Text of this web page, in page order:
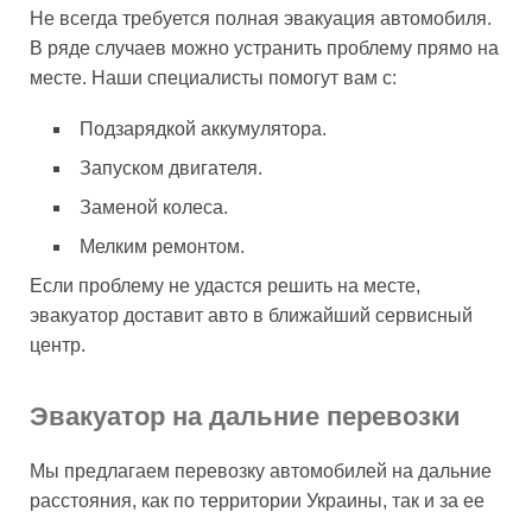
Не всегда требуется полная эвакуация автомобиля.
В ряде случаев можно устранить проблему прямо на
месте. Наши специалисты помогут вам с:
Подзарядкой аккумулятора.
Запуском двигателя.
Заменой колеса.
Мелким ремонтом.
Если проблему не удастся решить на месте,
эвакуатор доставит авто в ближайший сервисный
центр.
Эвакуатор на дальние перевозки
Мы предлагаем перевозку автомобилей на дальние
расстояния, как по территории Украины, так и за ее